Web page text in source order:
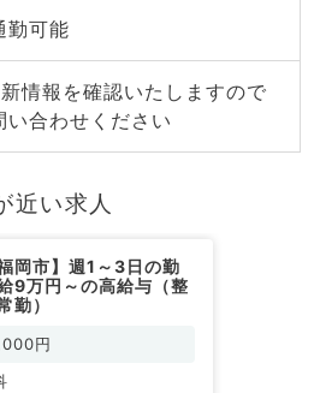
勤可能
情報を確認いたしますので
い合わせください
近い求人
岡市】週1～3日の勤
9万円～の高給与（整
勤）
円